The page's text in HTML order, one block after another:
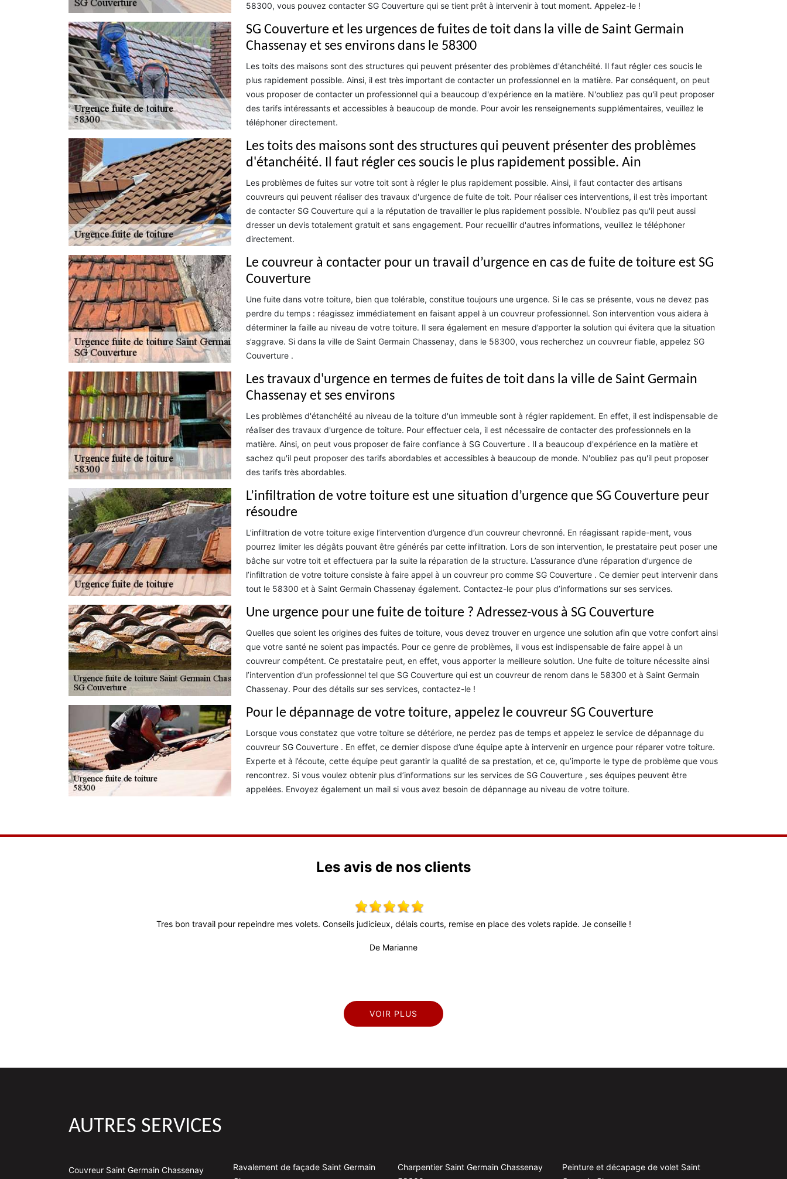
58300, vous pouvez contacter SG Couverture qui se tient prêt à intervenir à tout moment. Appelez-le !
SG Couverture et les urgences de fuites de toit dans la ville de Saint Germain
Chassenay et ses environs dans le 58300
Les toits des maisons sont des structures qui peuvent présenter des problèmes d'étanchéité. Il faut régler ces soucis le
plus rapidement possible. Ainsi, il est très important de contacter un professionnel en la matière. Par conséquent, on peut
vous proposer de contacter un professionnel qui a beaucoup d'expérience en la matière. N'oubliez pas qu'il peut proposer
des tarifs intéressants et accessibles à beaucoup de monde. Pour avoir les renseignements supplémentaires, veuillez le
téléphoner directement.
Les toits des maisons sont des structures qui peuvent présenter des problèmes
d'étanchéité. Il faut régler ces soucis le plus rapidement possible. Ain
Les problèmes de fuites sur votre toit sont à régler le plus rapidement possible. Ainsi, il faut contacter des artisans
couvreurs qui peuvent réaliser des travaux d'urgence de fuite de toit. Pour réaliser ces interventions, il est très important
de contacter SG Couverture qui a la réputation de travailler le plus rapidement possible. N'oubliez pas qu'il peut aussi
dresser un devis totalement gratuit et sans engagement. Pour recueillir d'autres informations, veuillez le téléphoner
directement.
Le couvreur à contacter pour un travail d’urgence en cas de fuite de toiture est SG
Couverture
Une fuite dans votre toiture, bien que tolérable, constitue toujours une urgence. Si le cas se présente, vous ne devez pas
perdre du temps : réagissez immédiatement en faisant appel à un couvreur professionnel. Son intervention vous aidera à
déterminer la faille au niveau de votre toiture. Il sera également en mesure d’apporter la solution qui évitera que la situation
s’aggrave. Si dans la ville de Saint Germain Chassenay, dans le 58300, vous recherchez un couvreur fiable, appelez SG
Couverture .
Les travaux d'urgence en termes de fuites de toit dans la ville de Saint Germain
Chassenay et ses environs
Les problèmes d'étanchéité au niveau de la toiture d'un immeuble sont à régler rapidement. En effet, il est indispensable de
réaliser des travaux d'urgence de toiture. Pour effectuer cela, il est nécessaire de contacter des professionnels en la
matière. Ainsi, on peut vous proposer de faire confiance à SG Couverture . Il a beaucoup d'expérience en la matière et
sachez qu'il peut proposer des tarifs abordables et accessibles à beaucoup de monde. N'oubliez pas qu'il peut proposer
des tarifs très abordables.
L’infiltration de votre toiture est une situation d’urgence que SG Couverture peur
résoudre
L’infiltration de votre toiture exige l’intervention d’urgence d’un couvreur chevronné. En réagissant rapide-ment, vous
pourrez limiter les dégâts pouvant être générés par cette infiltration. Lors de son intervention, le prestataire peut poser une
bâche sur votre toit et effectuera par la suite la réparation de la structure. L’assurance d’une réparation d’urgence de
l’infiltration de votre toiture consiste à faire appel à un couvreur pro comme SG Couverture . Ce dernier peut intervenir dans
tout le 58300 et à Saint Germain Chassenay également. Contactez-le pour plus d’informations sur ses services.
Une urgence pour une fuite de toiture ? Adressez-vous à SG Couverture
Quelles que soient les origines des fuites de toiture, vous devez trouver en urgence une solution afin que votre confort ainsi
que votre santé ne soient pas impactés. Pour ce genre de problèmes, il vous est indispensable de faire appel à un
couvreur compétent. Ce prestataire peut, en effet, vous apporter la meilleure solution. Une fuite de toiture nécessite ainsi
l’intervention d’un professionnel tel que SG Couverture qui est un couvreur de renom dans le 58300 et à Saint Germain
Chassenay. Pour des détails sur ses services, contactez-le !
Pour le dépannage de votre toiture, appelez le couvreur SG Couverture
Lorsque vous constatez que votre toiture se détériore, ne perdez pas de temps et appelez le service de dépannage du
couvreur SG Couverture . En effet, ce dernier dispose d’une équipe apte à intervenir en urgence pour réparer votre toiture.
Experte et à l’écoute, cette équipe peut garantir la qualité de sa prestation, et ce, qu’importe le type de problème que vous
rencontrez. Si vous voulez obtenir plus d’informations sur les services de SG Couverture , ses équipes peuvent être
appelées. Envoyez également un mail si vous avez besoin de dépannage au niveau de votre toiture.
Les avis de nos clients
Tres bon travail pour repeindre mes volets. Conseils judicieux, délais courts, remise en place des volets rapide. Je conseille !
De Marianne
VOIR PLUS
AUTRES SERVICES
Couvreur Saint Germain Chassenay
Ravalement de façade Saint Germain
Charpentier Saint Germain Chassenay
Peinture et décapage de volet Saint